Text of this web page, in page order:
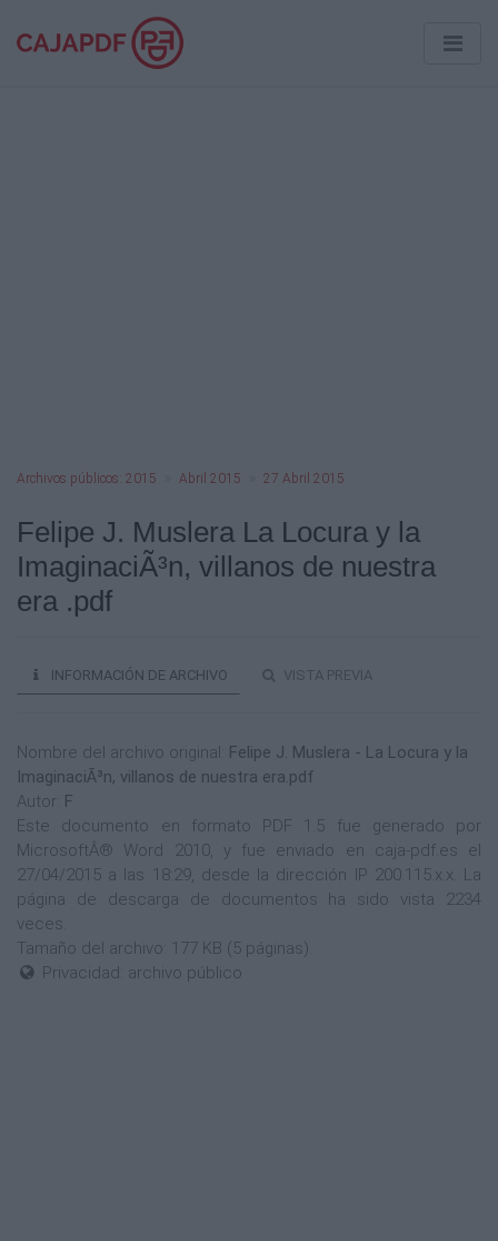
Archivos públicos: 2015 Abril 2015 27 Abril 2015
Felipe J. Muslera La Locura y la
ImaginaciÃ³n, villanos de nuestra
era .pdf
INFORMACIÓN DE ARCHIVO VISTA PREVIA
Nombre del archivo original: Felipe J. Muslera - La Locura y la
ImaginaciÃ³n, villanos de nuestra era.pdf
Autor: F
Este documento en formato PDF 1.5 fue generado por
MicrosoftÂ® Word 2010, y fue enviado en caja-pdf.es el
27/04/2015 a las 18:29, desde la dirección IP 200.115.x.x. La
página de descarga de documentos ha sido vista 2234
veces.
Tamaño del archivo: 177 KB (5 páginas).
Privacidad: archivo público